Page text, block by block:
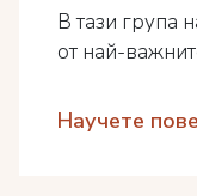
В тази група
от най-
Научете